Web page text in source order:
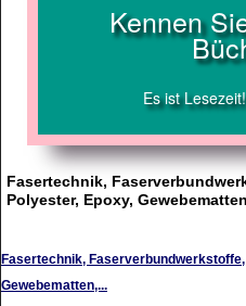
Kennen
Es ist Lesezeit!
Fasertechnik,
Polyester, Epoxy,
Fasertechnik,
Gewebematten,...